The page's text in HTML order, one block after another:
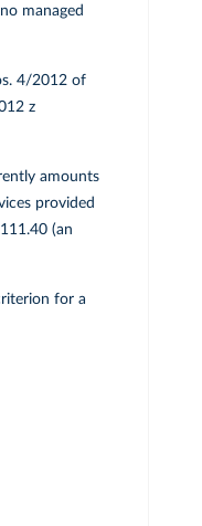
managed
4/2012 of
z
amounts
provided
(an
for a